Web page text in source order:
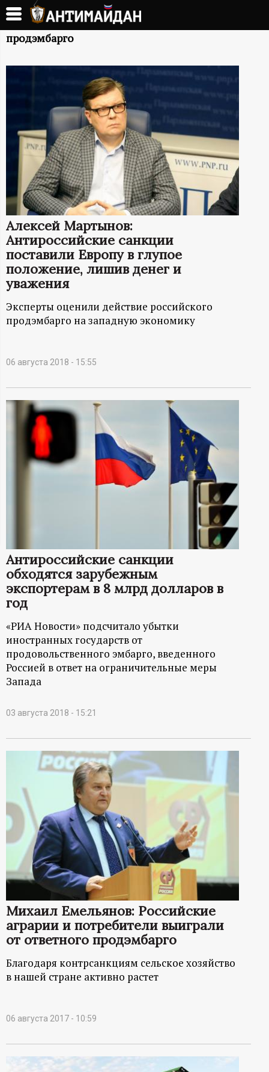
Перейти
основному
А
Н
И
М
А
Й
Д
А
Н
-
и
н
ц
и
н
н
р
т
а
л
продэмбарго
Алексей Мартынов:
Антироссийские санкции
поставили Европу в глупое
положение, лишив денег и
уважения
Эксперты оценили действие российского
продэмбарго на западную экономику
06 августа 2018 - 15:55
Антироссийские санкции
обходятся зарубежным
экспортерам в 8 млрд долларов в
год
«РИА Новости» подсчитало убытки
иностранных государств от
продовольственного эмбарго, введенного
Россией в ответ на ограничительные меры
Запада
03 августа 2018 - 15:21
Михаил Емельянов: Российские
аграрии и потребители выиграли
от ответного продэмбарго
Благодаря контрсанкциям сельское хозяйство
в нашей стране активно растет
06 августа 2017 - 10:59